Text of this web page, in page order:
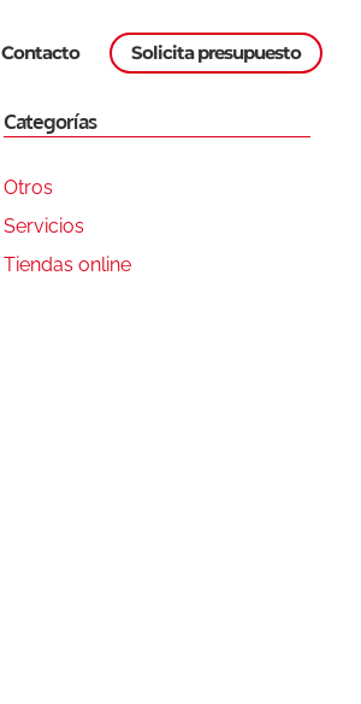
Contacto Solicita presupuesto
Categorías
Otros
Servicios
Tiendas online